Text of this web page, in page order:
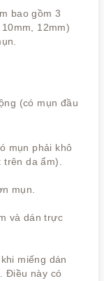
bao gồm 3
12mm)
(có mụn đầu
mụn phải khô
da ẩm).
mụn.
và dán trực
miếng dán
Điều này có